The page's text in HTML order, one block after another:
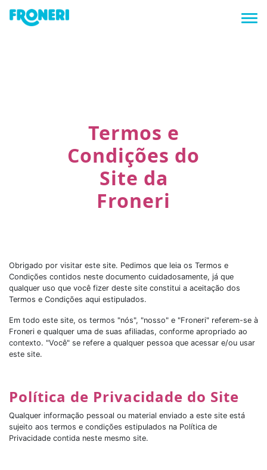
Termos e
Condições do
Site da
Froneri
Obrigado por visitar este site. Pedimos que leia os Termos e
Condições contidos neste documento cuidadosamente, já que
qualquer uso que você fizer deste site constitui a aceitação dos
Termos e Condições aqui estipulados.
Em todo este site, os termos "nós", "nosso" e "Froneri" referem-se à
Froneri e qualquer uma de suas afiliadas, conforme apropriado ao
contexto. "Você" se refere a qualquer pessoa que acessar e/ou usar
este site.
Política de Privacidade do Site
Qualquer informação pessoal ou material enviado a este site está
sujeito aos termos e condições estipulados na Política de
Privacidade contida neste mesmo site.